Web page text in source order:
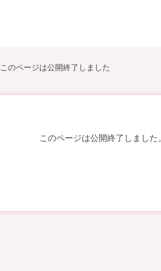
このページは公開終了しました
このページは公開終了しました